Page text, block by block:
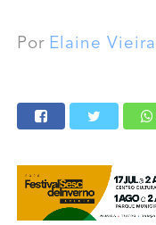
Por Elaine Vieira